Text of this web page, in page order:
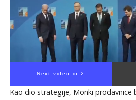
Next video in 1
Kao dio strategije, Monki prodavnice